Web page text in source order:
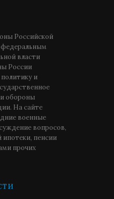
Российской
федеральным
власти
России
и
обороны
На сайте
военные
вопросов,
пенсии
прочих